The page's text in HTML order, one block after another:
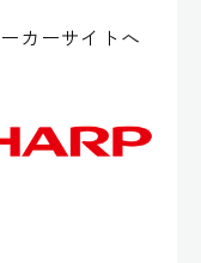
カーサイトへ